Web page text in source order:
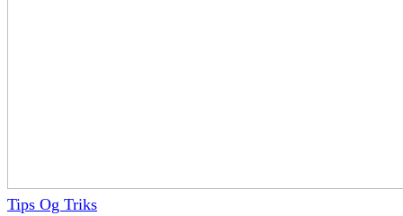
Tips Og Triks